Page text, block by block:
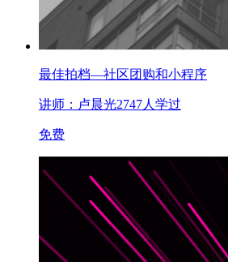
最佳拍档—社区团购和小程序
讲师：卢晨光2747人学过
免费